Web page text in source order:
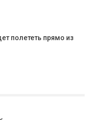
полететь прямо из